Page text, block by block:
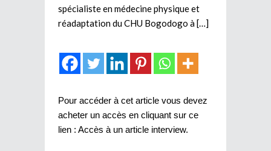
spécialiste en médecine physique et
réadaptation du CHU Bogodogo à […]
Pour accéder à cet article vous devez
acheter un accès en cliquant sur ce
lien : Accès à un article interview.